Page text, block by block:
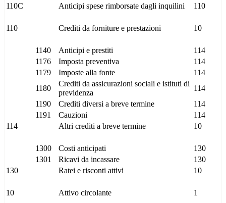
110C
Anticipi spese rimborsate dagli inquilini 110
110 Crediti da forniture e prestazioni 10
1140 Anticipi e prestiti
114
1176
Imposta preventiva
114
1179
Imposte alla fonte
114
1180
Crediti da assicurazioni sociali e istituti di
previdenza
114
1190
Crediti diversi a breve termine
114
1191
Cauzioni
114
114
Altri crediti a breve termine 10
1300 Costi anticipati
130
1301
Ricavi da incassare
130
130
Ratei e risconti attivi 10
10 Attivo circolante 1